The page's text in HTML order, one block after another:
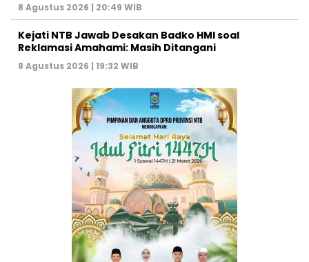
8 Agustus 2026 | 20:49 WIB
Kejati NTB Jawab Desakan Badko HMI soal
Reklamasi Amahami: Masih Ditangani
8 Agustus 2026 | 19:32 WIB